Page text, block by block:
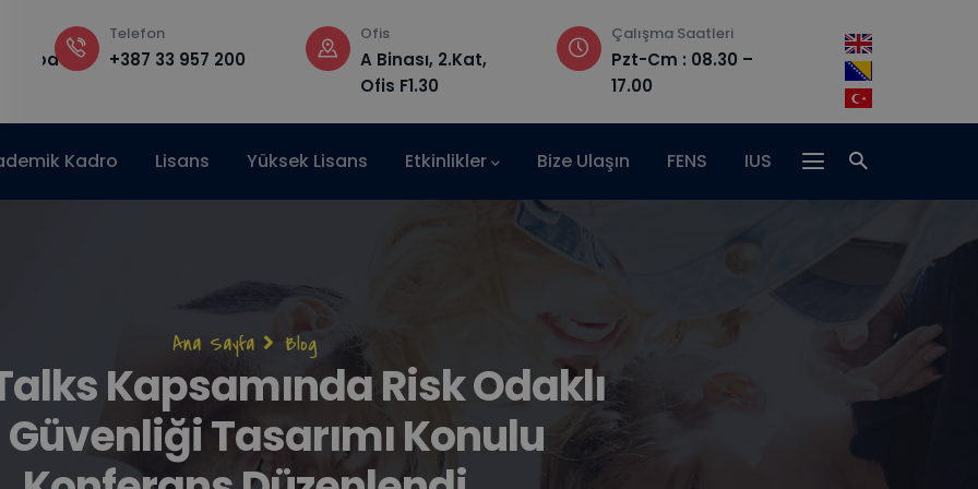
Telefon
+387 33 957 200
Ofis
A Binası, 2.Kat,
Ofis F1.30
Çalışma Saatleri
Pzt-Cm : 08.30 –
17.00
Adres
Hrasnička
15, 71210 Ilidža
Kadro Lisans Yüksek Lisans Etkinlikler Bize Ulaşın FENS IUS
Sayfa
yolu
Ana Sayfa Blog
Kapsamında Risk Odaklı
Tasarımı Konulu